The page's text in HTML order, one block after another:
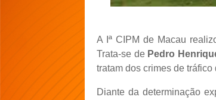
A Iª CIPM de Macau
Trata-se de Pedro
tratam dos crimes de
Diante da determinação